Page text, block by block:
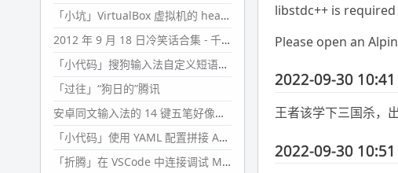
libstdc++ is
Please open an
2022-09-30 10:41
王者该学下三国杀，
2022-09-30 10:51
「小坑」VirtualBox 虚拟机的 headless 启动方式
2012 年 9 月 18 日冷笑话合集 - 千万别惹女人
「小代码」搜狗输入法自定义短语分片管理「Python」
「过往」“狗日的”腾讯
安卓同文输入法的 14 键五笔好像终于能用了?
「小代码」使用 YAML 配置拼接 AI 提示词，随机及条件语句
「折腾」在 VSCode 中连接调试 Microsoft Edge